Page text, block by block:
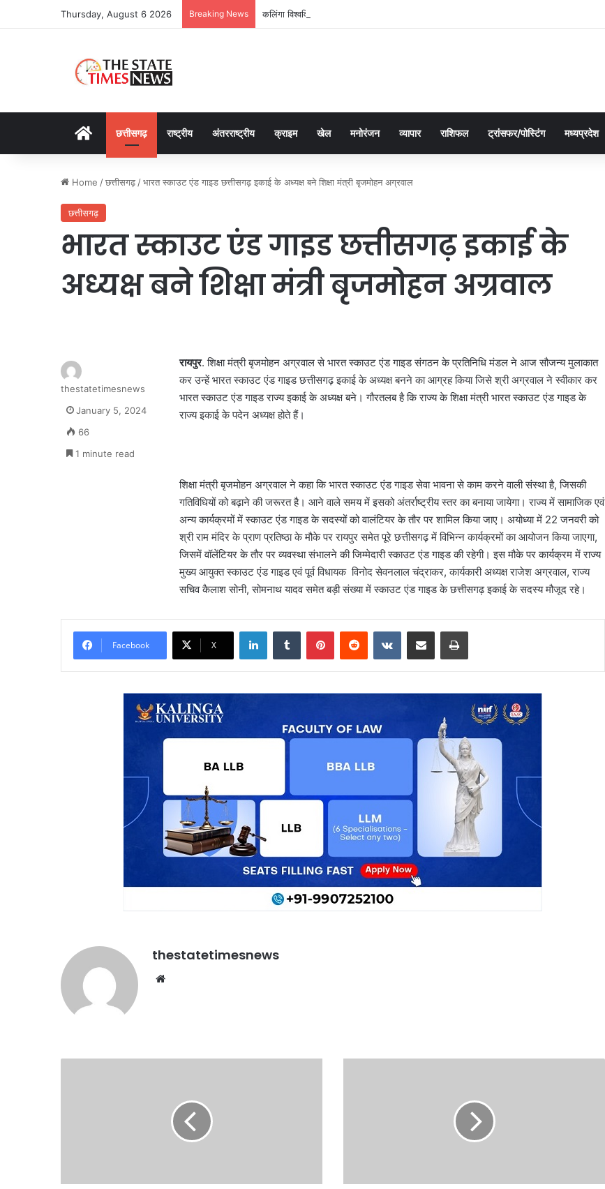
Thursday, August 6 2026 Breaking News कलिंगा विश्वविद्यालय ने इंडक्शन प्रोग्राम 2026 का सफलतापूर्वक आयोजन
Homeछत्तीसगढ़ राष्ट्रीय अंतरराष्ट्रीय क्राइम खेल मनोरंजन व्यापार राशिफल ट्रांसफर/पोस्टिंग मध्यप्रदेश
Home /छत्तीसगढ़ /भारत स्काउट एंड गाइड छत्तीसगढ़ इकाई के अध्यक्ष बने शिक्षा मंत्री बृजमोहन अग्रवाल
छत्तीसगढ़
भारत स्काउट एंड गाइड छत्तीसगढ़ इकाई के
अध्यक्ष बने शिक्षा मंत्री बृजमोहन अग्रवाल
रायपुर. शिक्षा मंत्री बृजमोहन अग्रवाल से भारत स्काउट एंड गाइड संगठन के प्रतिनिधि मंडल ने आज सौजन्य मुलाकात
कर उन्हें भारत स्काउट एंड गाइड छत्तीसगढ़ इकाई के अध्यक्ष बनने का आग्रह किया जिसे श्री अग्रवाल ने स्वीकार कर
भारत स्काउट एंड गाइड राज्य इकाई के अध्यक्ष बने। गौरतलब है कि राज्य के शिक्षा मंत्री भारत स्काउट एंड गाइड के
राज्य इकाई के पदेन अध्यक्ष होते हैं।
शिक्षा मंत्री बृजमोहन अग्रवाल ने कहा कि भारत स्काउट एंड गाइड सेवा भावना से काम करने वाली संस्था है, जिसकी
गतिविधियों को बढ़ाने की जरूरत है। आने वाले समय में इसको अंतर्राष्ट्रीय स्तर का बनाया जायेगा। राज्य में सामाजिक एवं
अन्य कार्यक्रमों में स्काउट एंड गाइड के सदस्यों को वालंटियर के तौर पर शामिल किया जाए। अयोध्या में 22 जनवरी को
श्री राम मंदिर के प्राण प्रतिष्ठा के मौके पर रायपुर समेत पूरे छत्तीसगढ़ में विभिन्न कार्यक्रमों का आयोजन किया जाएगा,
जिसमें वॉलेंटियर के तौर पर व्यवस्था संभालने की जिम्मेदारी स्काउट एंड गाइड की रहेगी। इस मौके पर कार्यक्रम में राज्य
मुख्य आयुक्त स्काउट एंड गाइड एवं पूर्व विधायक विनोद सेवनलाल चंद्राकर, कार्यकारी अध्यक्ष राजेश अग्रवाल, राज्य
सचिव कैलाश सोनी, सोमनाथ यादव समेत बड़ी संख्या में स्काउट एंड गाइड के छत्तीसगढ़ इकाई के सदस्य मौजूद रहे।
thestatetimesnews
January 5, 2024
66
1 minute read
Facebook X
LinkedInTumblr PinterestReddit VKontakteShare via Email Print
thestatetimesnews
तबादले
का